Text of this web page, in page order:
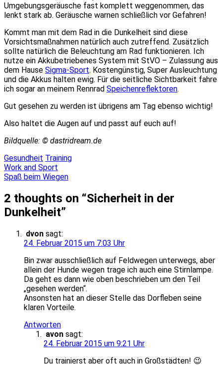
Umgebungsgeräusche fast komplett weggenommen, das
lenkt stark ab. Geräusche warnen schließlich vor Gefahren!
Kommt man mit dem Rad in die Dunkelheit sind diese
Vorsichtsmaßnahmen natürlich auch zutreffend. Zusätzlich
sollte natürlich die Beleuchtung am Rad funktionieren. Ich
nutze ein Akkubetriebenes System mit StVO – Zulassung aus
dem Hause Sigma-Sport. Kostengünstig, Super Ausleuchtung
und die Akkus halten ewig. Für die seitliche Sichtbarkeit fahre
ich sogar an meinem Rennrad Speichenreflektoren.
Gut gesehen zu werden ist übrigens am Tag ebenso wichtig!
Also haltet die Augen auf und passt auf euch auf!
Bildquelle: © dastridream.de
Gesundheit Training
Beitragsnavigation
Work and Sport
Spaß beim Wiegen
2 thoughts on “Sicherheit in der
Dunkelheit”
dvon sagt:
24. Februar 2015 um 7:03 Uhr
Bin zwar ausschließlich auf Feldwegen unterwegs, aber
allein der Hunde wegen trage ich auch eine Stirnlampe.
Da geht es dann wie oben beschrieben um den Teil
„gesehen werden“.
Ansonsten hat an dieser Stelle das Dorfleben seine
klaren Vorteile.
Antworten
avon sagt:
24. Februar 2015 um 9:21 Uhr
Du trainierst aber oft auch in Großstädten! 😉